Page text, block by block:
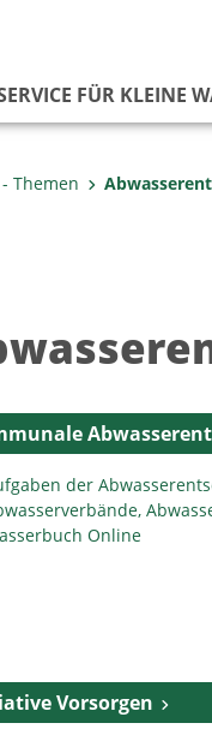
FÜR KLEINE
Themen
der
Online
Vorsorgen